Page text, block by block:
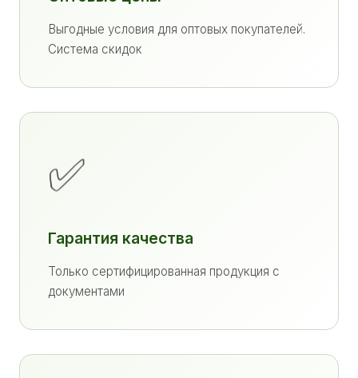
Выгодные условия для оптовых покупателей.
Система скидок
✅
Гарантия качества
Только сертифицированная продукция с
документами